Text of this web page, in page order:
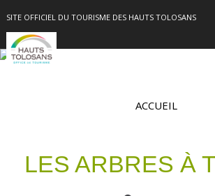
SITE OFFICIEL DU TOURISME DES HAUTS TOLOSANS
ACCUEIL
LES ARBRES À